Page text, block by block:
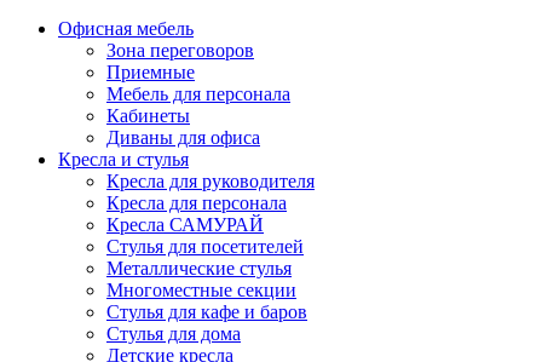
Офисная мебель
Зона переговоров
Приемные
Мебель для персонала
Кабинеты
Диваны для офиса
Кресла и стулья
Кресла для руководителя
Кресла для персонала
Кресла САМУРАЙ
Стулья для посетителей
Металлические стулья
Многоместные секции
Стулья для кафе и баров
Стулья для дома
Детские кресла